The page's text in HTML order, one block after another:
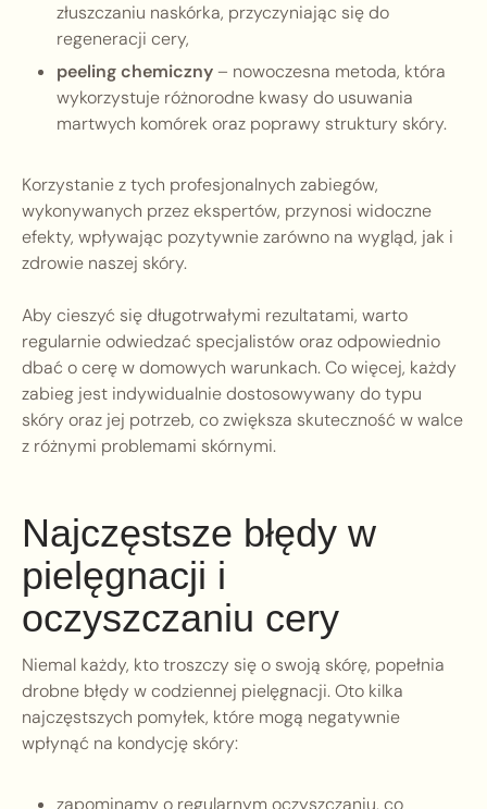
złuszczaniu naskórka, przyczyniając się do
regeneracji cery,
peeling chemiczny– nowoczesna metoda, która
wykorzystuje różnorodne kwasy do usuwania
martwych komórek oraz poprawy struktury skóry.
Korzystanie z tych profesjonalnych zabiegów,
wykonywanych przez ekspertów, przynosi widoczne
efekty, wpływając pozytywnie zarówno na wygląd, jak i
zdrowie naszej skóry.
Aby cieszyć się długotrwałymi rezultatami, warto
regularnie odwiedzać specjalistów oraz odpowiednio
dbać o cerę w domowych warunkach. Co więcej, każdy
zabieg jest indywidualnie dostosowywany do typu
skóry oraz jej potrzeb, co zwiększa skuteczność w walce
z różnymi problemami skórnymi.
Najczęstsze błędy w
pielęgnacji i
oczyszczaniu cery
Niemal każdy, kto troszczy się o swoją skórę, popełnia
drobne błędy w codziennej pielęgnacji. Oto kilka
najczęstszych pomyłek, które mogą negatywnie
wpłynąć na kondycję skóry:
zapominamy o regularnym oczyszczaniu, co